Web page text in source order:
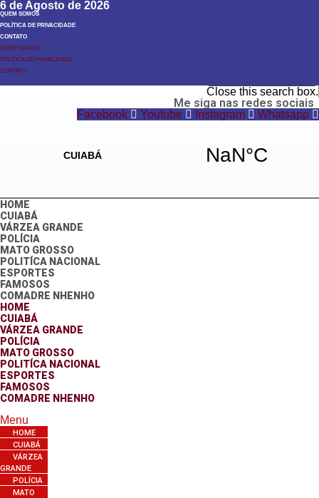
6 de Agosto de 2026
QUEM SOMOS
POLÍTICA DE PRIVACIDADE
CONTATO
QUEM SOMOS
POLÍTICA DE PRIVACIDADE
CONTATO
Close this search box.
Me siga nas redes sociais
Facebook Youtube Instagram Whatsapp
HOME
CUIABÁ
VÁRZEA GRANDE
POLÍCIA
MATO GROSSO
POLITÍCA NACIONAL
ESPORTES
FAMOSOS
COMADRE NHENHO
HOME
CUIABÁ
VÁRZEA GRANDE
POLÍCIA
MATO GROSSO
POLITÍCA NACIONAL
ESPORTES
FAMOSOS
COMADRE NHENHO
Menu
HOME
CUIABÁ
VÁRZEA
GRANDE
POLÍCIA
MATO